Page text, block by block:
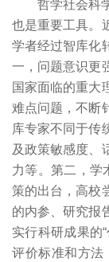
哲学社会科
也是重要工具。
学者经过智库化
一，问题意识更
国家面临的重大
难点问题，不断
库专家不同于传
及政策敏感度、
力等。第二，学
策的出台，高校
的内参、研究报
实行科研成果的
评价标准和方法